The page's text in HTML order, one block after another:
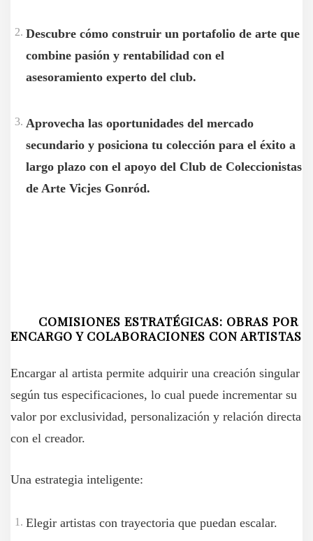
Descubre cómo construir un portafolio de arte que
combine pasión y rentabilidad con el
asesoramiento experto del club.
Aprovecha las oportunidades del mercado
secundario y posiciona tu colección para el éxito a
largo plazo con el apoyo del Club de Coleccionistas
de Arte Vicjes Gonród.
COMISIONES ESTRATÉGICAS: OBRAS POR
ENCARGO Y COLABORACIONES CON ARTISTAS
Encargar al artista permite adquirir una creación singular
según tus especificaciones, lo cual puede incrementar su
valor por exclusividad, personalización y relación directa
con el creador.
Una estrategia inteligente:
Elegir artistas con trayectoria que puedan escalar.